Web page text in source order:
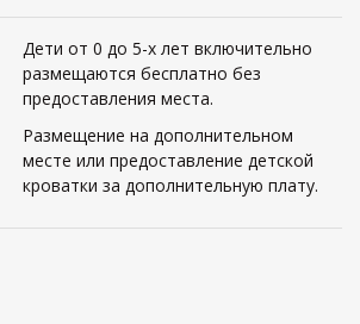
Дети от 0 до 5-х лет включительно
размещаются бесплатно без
предоставления места.
Размещение на дополнительном
месте или предоставление детской
кроватки за дополнительную плату.